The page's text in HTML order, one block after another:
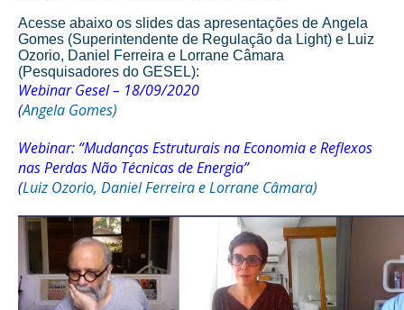
Acesse abaixo os slides das apresentações de Angela
Gomes (Superintendente de Regulação da Light) e Luiz
Ozorio, Daniel Ferreira e Lorrane Câmara
(Pesquisadores do GESEL):
Webinar Gesel – 18/09/2020
(Angela Gomes)
Webinar: “Mudanças Estruturais na Economia e Reflexos
nas Perdas Não Técnicas de Energia”
(Luiz Ozorio, Daniel Ferreira e Lorrane Câmara)